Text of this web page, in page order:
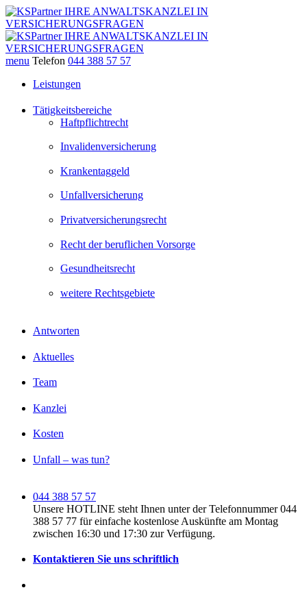
menu Telefon 044 388 57 57
Leistungen
Tätigkeitsbereiche
Haftpflichtrecht
Invalidenversicherung
Krankentaggeld
Unfallversicherung
Privatversicherungsrecht
Recht der beruflichen Vorsorge
Gesundheitsrecht
weitere Rechtsgebiete
Antworten
Aktuelles
Team
Kanzlei
Kosten
Unfall – was tun?
044 388 57 57
Unsere HOTLINE steht Ihnen unter der Telefonnummer 044
388 57 77 für einfache kostenlose Auskünfte am Montag
zwischen 16:30 und 17:30 zur Verfügung.
Kontaktieren Sie uns schriftlich